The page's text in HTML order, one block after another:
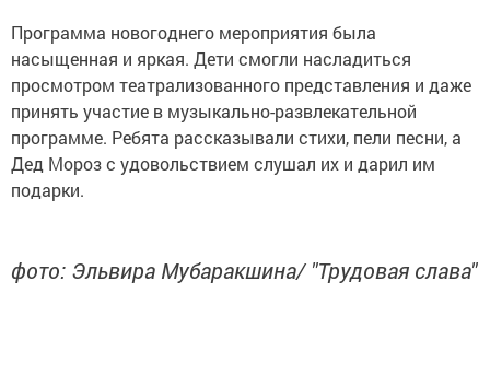
Программа новогоднего мероприятия была
насыщенная и яркая. Дети смогли насладиться
просмотром театрализованного представления и даже
принять участие в музыкально-развлекательной
программе. Ребята рассказывали стихи, пели песни, а
Дед Мороз с удовольствием слушал их и дарил им
подарки.
фото: Эльвира Мубаракшина/ "Трудовая слава"